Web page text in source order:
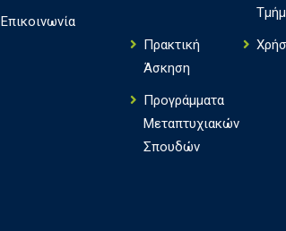
Επικοινωνία
Πρακτική
Άσκηση
Πρoγράμματα
Μεταπτυχιακών
Σπουδών